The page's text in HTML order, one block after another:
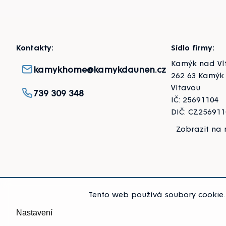
Tento web používá soubory
Nastavení
Kontakty:
kamykhome@kamykdaunen.cz
739 309 348
Sídlo firmy:
Kamýk nad
262 63
Vltavou
IČ: 25691104
DIČ:
Zobrazit na